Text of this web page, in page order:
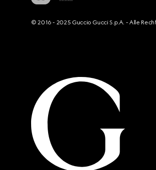
© 2016 - 2025 Guccio Gucci S.p.A. - Alle